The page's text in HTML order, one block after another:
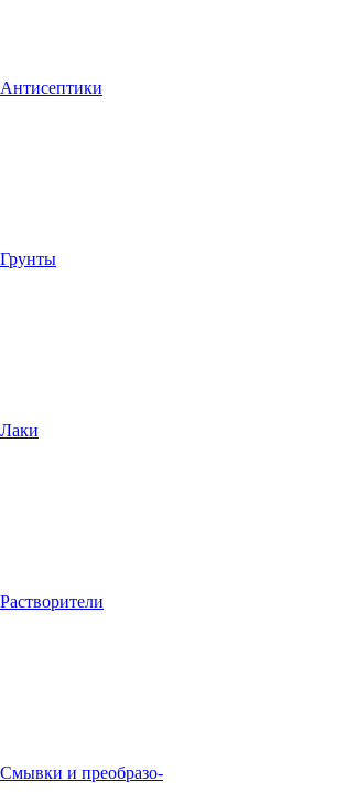
Антисептики
Грунты
Лаки
Растворители
Смывки и преобразо-